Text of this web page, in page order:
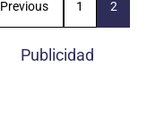
Previous 1 2
Publicidad